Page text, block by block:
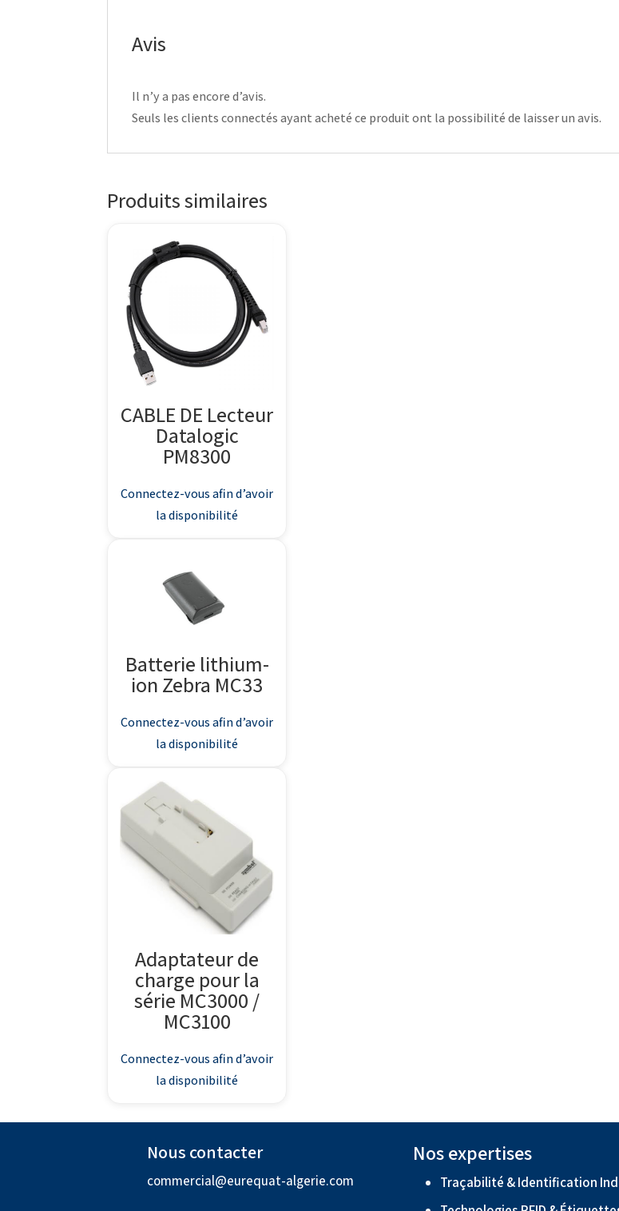
Avis
Il n’y a pas encore d’avis.
Seuls les clients connectés ayant acheté ce produit ont la possibilité de laisser un avis.
Produits similaires
CABLE DE Lecteur
Datalogic
PM8300
Connectez-vous afin d’avoir
la disponibilité
Batterie lithium-
ion Zebra MC33
Connectez-vous afin d’avoir
la disponibilité
Adaptateur de
charge pour la
série MC3000 /
MC3100
Connectez-vous afin d’avoir
la disponibilité
Nous contacter
commercial@eurequat-algerie.com
Nos expertises
Traçabilité & Identification